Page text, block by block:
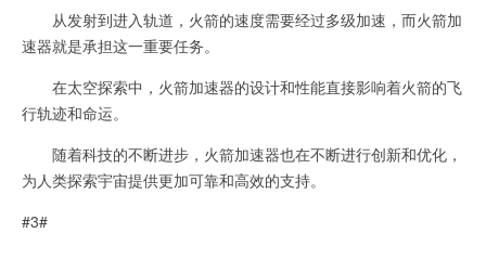
从发射到进入轨道，火箭的速度需要经过多级加速，而火箭加
速器就是承担这一重要任务。
在太空探索中，火箭加速器的设计和性能直接影响着火箭的飞
行轨迹和命运。
随着科技的不断进步，火箭加速器也在不断进行创新和优化，
为人类探索宇宙提供更加可靠和高效的支持。
#3#